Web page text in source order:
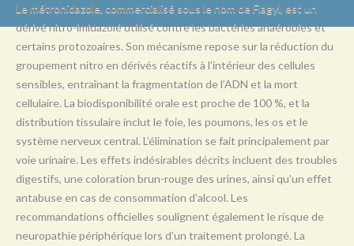
P
Q
R
S
T
U
W
Le métronidazole, commercialisé sous le nom de Flagyl, est un
dérivé nitro-imidazolé utilisé contre les bactéries anaérobies et
certains protozoaires. Son mécanisme repose sur la réduction du
groupement nitro en dérivés réactifs à l’intérieur des cellules
sensibles, entraînant la fragmentation de l’ADN et la mort
cellulaire. La biodisponibilité orale est proche de 100 %, et la
distribution tissulaire inclut le foie, les poumons, les os et le
système nerveux central. L’élimination se fait principalement par
voie urinaire. Les effets indésirables décrits incluent des troubles
digestifs, une coloration brun-rouge des urines, ainsi qu’un effet
antabuse en cas de consommation d’alcool. Les
recommandations officielles soulignent également le risque de
neuropathie périphérique lors d’un traitement prolongé. La